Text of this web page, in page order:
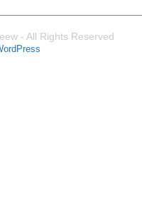
- All Rights Reserved